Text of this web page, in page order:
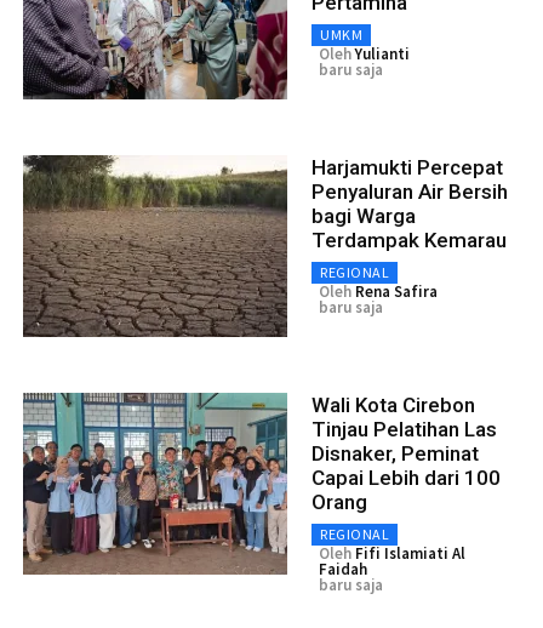
UMKM
OlehYulianti
baru saja
Harjamukti Percepat
Penyaluran Air Bersih
bagi Warga
Terdampak Kemarau
REGIONAL
Oleh Rena Safira
baru saja
Wali Kota Cirebon
Tinjau Pelatihan Las
Disnaker, Peminat
Capai Lebih dari 100
Orang
REGIONAL
Oleh Fifi Islamiati Al
Faidah
baru saja